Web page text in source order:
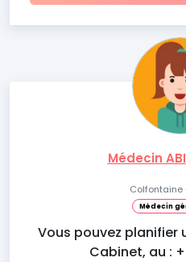
Médecin
Colfontaine
Médecin
Vous pouvez planifier
Cabinet, au :